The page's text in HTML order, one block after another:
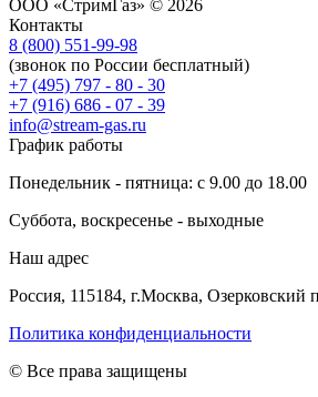
ООО «СтримГаз» © 2026
Контакты
8 (800) 551-99-98
(звонок по России бесплатный)
+7 (495) 797 - 80 - 30
+7 (916) 686 - 07 - 39
info@stream-gas.ru
График работы
Понедельник - пятница: с 9.00 до 18.00
Суббота, воскресенье - выходные
Наш адрес
Россия, 115184, г.Москва, Озерковский
Политика конфиденциальности
© Все права защищены